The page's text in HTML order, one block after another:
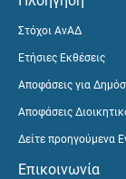
Στόχοι ΑνΑΔ
Ετήσιες Εκθέσεις
Αποφάσεις για
Αποφάσεις
Δείτε προηγούμενα
Επικοινωνία